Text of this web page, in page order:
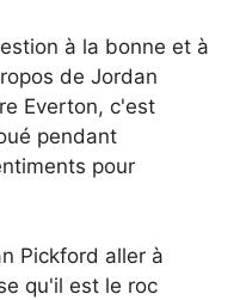
à la bonne et à
de Jordan
Everton, c'est
pendant
pour
Pickford aller à
qu'il est le roc